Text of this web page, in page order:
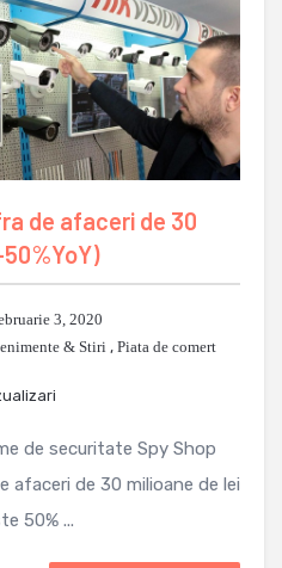
de afaceri de 30
3, 2020
& Stiri, Piata de comert
de securitate Spy Shop
afaceri de 30 milioane de lei
50% ...